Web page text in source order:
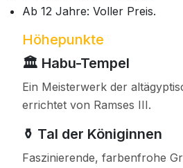
Ab 12 Jahre: Voller Preis.
Höhepunkte
🏛️ Habu-Tempel
Ein Meisterwerk der
errichtet von Ramses III.
⚱️ Tal der Königinnen
Faszinierende, farbenfrohe